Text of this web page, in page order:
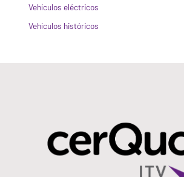
Vehículos eléctricos
Vehículos históricos